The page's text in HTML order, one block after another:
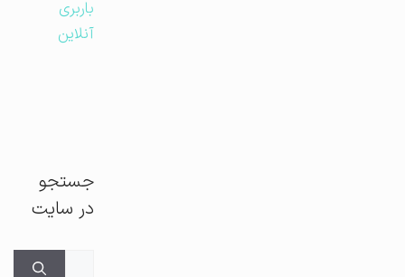
باربری
آنلاین
جستجو
در سایت